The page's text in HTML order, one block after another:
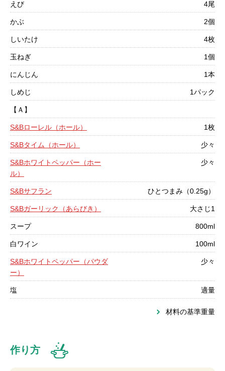
えび 4尾
かぶ 2個
しいたけ 4枚
玉ねぎ 1個
にんじん 1本
しめじ 1パック
【Ａ】
S&Bローレル（ホール） 1枚
S&Bタイム（ホール） 少々
S&Bホワイトペッパー（ホー
ル）
少々
S&Bサフラン ひとつまみ（0.25g）
S&Bガーリック（あらびき） 大さじ1
スープ 800ml
白ワイン 100ml
S&Bホワイトペッパー（パウダ
ー）
少々
塩 適量
材料の基準重量
作り方